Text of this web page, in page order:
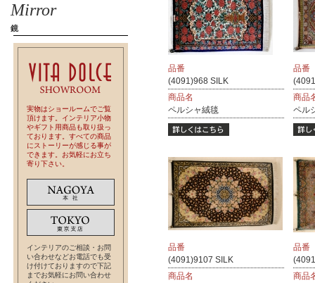
品番
(4091)968 SILK
商品名
ペルシャ絨毯
品番
商品
ペル
品番
(4091)9107 SILK
商品名
品番
商品
Mirror
鏡
実物はショールームでご覧
頂けます。インテリア小物
やギフト用商品も取り扱っ
ております。すべての商品
にストーリーが感じる事が
できます。お気軽にお立ち
寄り下さい。
インテリアのご相談・お問
い合わせなどお電話でも受
け付けておりますので下記
までお気軽にお問い合わせ